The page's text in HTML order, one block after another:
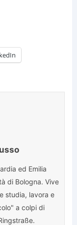
ed Emilia
di Bologna. Vive
studia, lavora e
a colpi di